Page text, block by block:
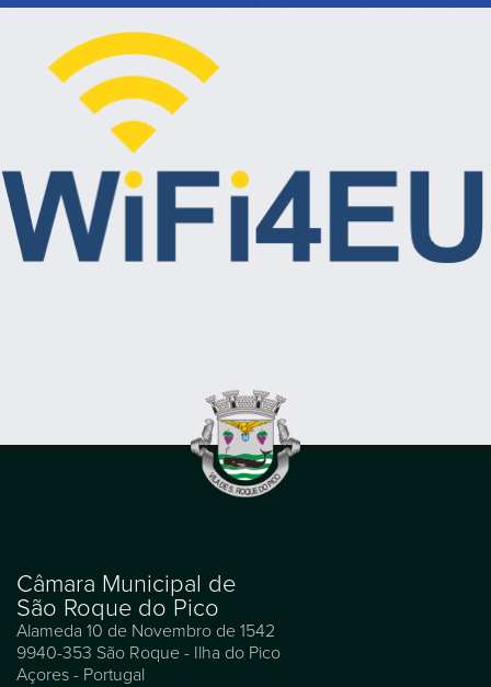
Câmara Municipal de
São Roque do Pico
Alameda 10 de Novembro de 1542
9940-353 São Roque - Ilha do Pico
Açores - Portugal